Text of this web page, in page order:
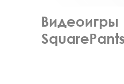
Видеоигры